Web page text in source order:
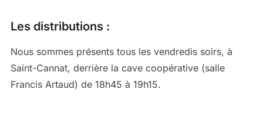
Les distributions :
Nous sommes présents tous les vendredis soirs, à
Saint-Cannat, derrière la cave coopérative (salle
Francis Artaud) de 18h45 à 19h15.